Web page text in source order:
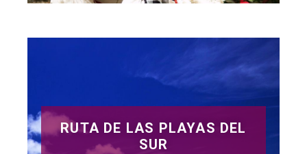
RUTA DE LAS PLAYAS DEL
SUR